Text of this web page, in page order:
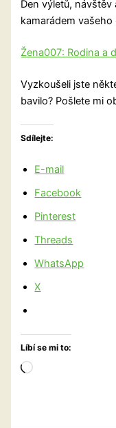
Den výletů, návštěv
kamarádem vašeho
Žena007: Rodina a
Vyzkoušeli jste
bavilo? Pošlete mi
Sdílejte:
E-mail
Facebook
Pinterest
Threads
WhatsApp
X
Líbí se mi to:
Načítání…